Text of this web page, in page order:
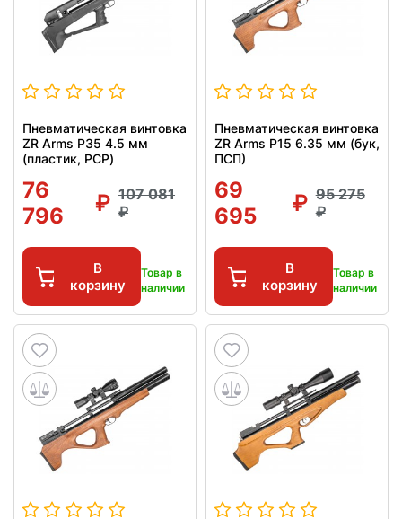
Пневматическая винтовка
ZR Arms P35 4.5 мм
(пластик, PCP)
76
796
107 081
В
корзину
Товар в
наличии
Пневматическая винтовка
ZR Arms P15 6.35 мм (бук,
ПСП)
69
695
95 275
В
корзину
Товар в
наличии